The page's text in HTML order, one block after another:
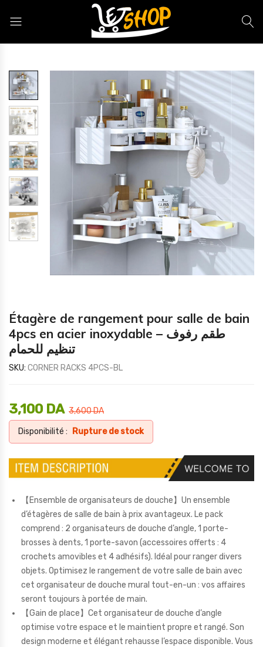
Étagère de rangement pour salle de bain
4pcs en acier inoxydable – طقم رفوف
تنظيم للحمام
SKU: CORNER RACKS 4PCS-BL
3,600DA
3,100 DA
Disponibilité : Rupture de stock
【Ensemble de organisateurs de douche】Un ensemble
d’étagères de salle de bain à prix avantageux. Le pack
comprend : 2 organisateurs de douche d’angle, 1 porte-
brosses à dents, 1 porte-savon (accessoires offerts : 4
crochets amovibles et 4 adhésifs). Idéal pour ranger divers
objets. Optimisez le rangement de votre salle de bain avec
cet organisateur de douche mural tout-en-un : vos affaires
seront toujours à portée de main.
【Gain de place】Cet organisateur de douche d’angle
optimise votre espace et le maintient propre et rangé. Son
design moderne et élégant rehausse l’espace disponible. Vous